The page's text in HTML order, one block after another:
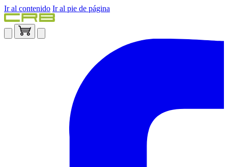
Ir al contenido Ir al pie de página